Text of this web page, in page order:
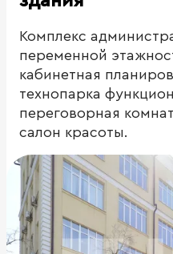
Комплекс
переменной
кабинетная
технопарка
переговорная
салон красоты.